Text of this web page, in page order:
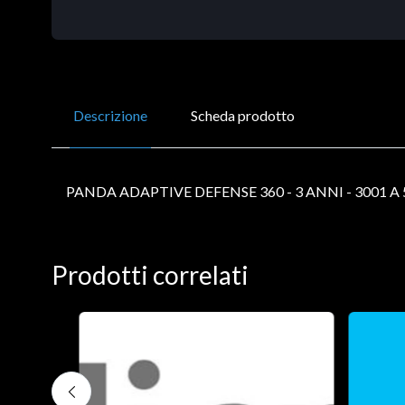
Descrizione Scheda prodotto
PANDA ADAPTIVE DEFENSE 360 - 3 ANNI - 3001 A
Prodotti correlati